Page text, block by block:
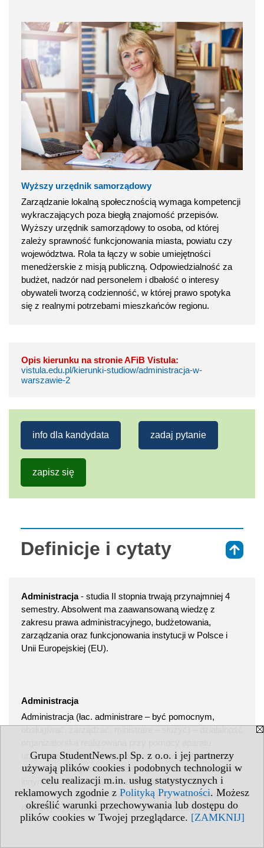
Grupa StudentNews.pl Sp. z o.o. i jej partnerzy
używają plików cookies i podobnych technologii w
celu realizacji m.in. usług statystycznych i
reklamowych zgodnie z Polityką Prywatności. Możesz
określić warunki przechowywania lub dostępu do
plików cookies w Twojej przeglądarce. [ZAMKNIJ]
Wyższy urzędnik samorządowy
Zarządzanie lokalną społecznością wymaga kompetencji
wykraczających poza biegłą znajomość przepisów.
Wyższy urzędnik samorządowy to osoba, od której
zależy sprawność funkcjonowania miasta, powiatu czy
województwa. Rola ta łączy w sobie umiejętności
menedżerskie z misją publiczną. Odpowiedzialność za
budżet, nadzór nad personelem i dbałość o interesy
obywateli tworzą codzienność, w której prawo spotyka
się z realnymi potrzebami mieszkańców regionu.
Opis kierunku na stronie AFiB Vistula:
vistula.edu.pl/kierunki-studiow/administracja-w-
warszawie-2
info dla kandydata zadaj pytanie
zapisz się
Definicje i cytaty
Administracja- studia II stopnia trwają przynajmniej 4
semestry. Absolwent ma zaawansowaną wiedzę z
zakresu prawa administracyjnego, budżetowania,
zarządzania oraz funkcjonowania instytucji w Polsce i
Unii Europejskiej (EU).
Administracja
Administracja (łac. administrare – być pomocnym,
urzędniczego, obejmująca zakres spraw o charakterze
publicznym, regulowana przez ogólne normy prawne. W
innym ujęciu może także oznaczać zarządzanie
jakimikolwiek sprawami, własnymi (np. gospodarstwem
domowym) lub cudzymi (np. czyimś przedsiębiorstwem).
Wikipedia